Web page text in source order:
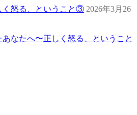
く怒る、ということ③ 2026年3月26
なたへ〜正しく怒る、ということ